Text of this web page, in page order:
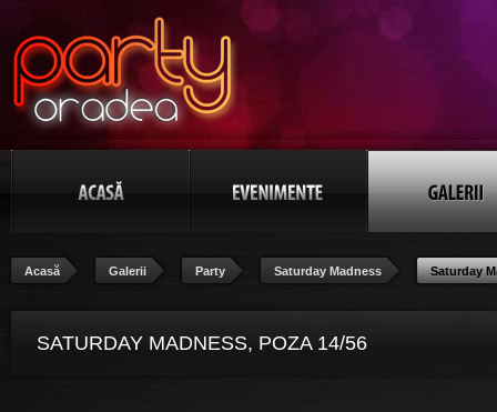
Acasă Galerii Party Saturday Madness Saturday
SATURDAY MADNESS, POZA 14/56